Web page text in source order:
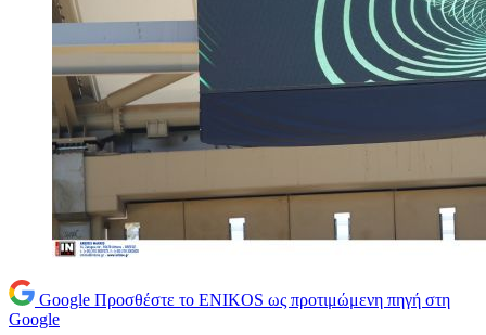
Google Προσθέστε το ENIKOS ως προτιμώμενη πηγή στη
Google